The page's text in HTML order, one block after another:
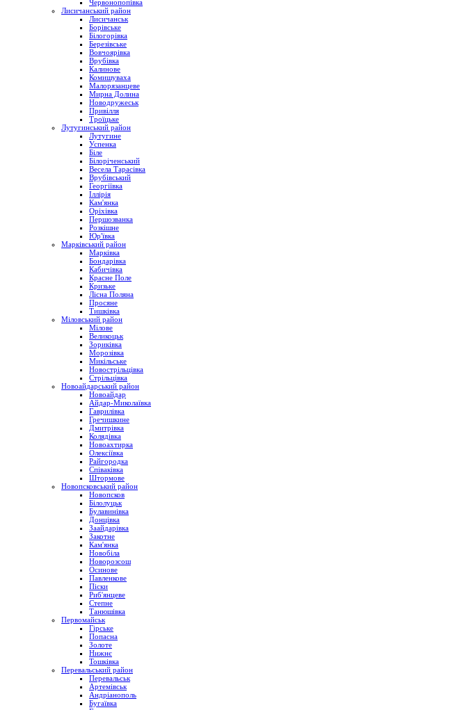
Червонопопівка
Лисичанський район
Лисичанськ
Борівське
Білогорівка
Березівське
Вовчоярівка
Врубівка
Калинове
Комишуваха
Малорязанцеве
Мирна Долина
Новодружеськ
Привілля
Троїцьке
Лутугинський район
Лутугине
Успенка
Біле
Білоріченський
Весела Тарасівка
Врубівський
Георгіївка
Іллірія
Кам'янка
Оріхівка
Першозванка
Розкішне
Юр'ївка
Марківський район
Марківка
Бондарівка
Кабичівка
Красне Поле
Кризьке
Лісна Поляна
Просяне
Тишківка
Міловський район
Мілове
Великоцьк
Зориківка
Морозівка
Микільське
Новострільцівка
Стрільцівка
Новоайдарський район
Новоайдар
Айдар-Миколаївка
Гаврилівка
Гречишкине
Дмитрівка
Колядівка
Новоахтирка
Олексіївка
Райгородка
Співаківка
Штормове
Новопсковський район
Новопсков
Білолуцьк
Булавинівка
Донцівка
Заайдарівка
Закотне
Кам'янка
Новобіла
Новорозсош
Осинове
Павленкове
Піски
Риб'янцеве
Степне
Танюшівка
Первомайськ
Гірське
Попасна
Золоте
Нижнє
Тошківка
Перевальський район
Перевальськ
Артемівськ
Андріанополь
Бугаївка